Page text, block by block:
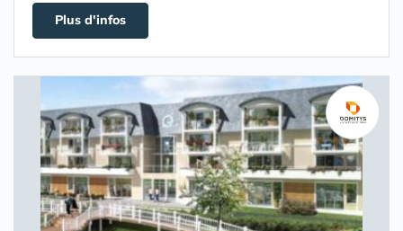
Plus d'infos